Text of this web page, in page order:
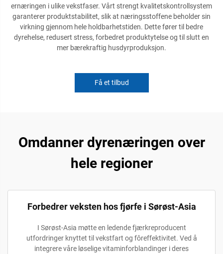
ernæringen i ulike vekstfaser. Vårt strengt kvalitetskontrollsystem
garanterer produktstabilitet, slik at næringsstoffene beholder sin
virkning gjennom hele holdbarhetstiden. Dette fører til bedre
dyrehelse, redusert stress, forbedret produktytelse og til slutt en
mer bærekraftig husdyrproduksjon.
Få et tilbud
Omdanner dyrenæringen over
hele regioner
Forbedrer veksten hos fjørfe i Sørøst-Asia
I Sørøst-Asia møtte en ledende fjærkreproducent
utfordringer knyttet til vekstfart og fôreffektivitet. Ved å
integrere våre løselige vitaminforblandinger i deres